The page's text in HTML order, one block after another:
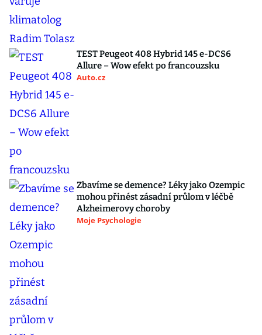
TEST Peugeot 408 Hybrid 145 e-DCS6
Allure – Wow efekt po francouzsku
Auto.cz
Zbavíme se demence? Léky jako Ozempic
mohou přinést zásadní průlom v léčbě
Alzheimerovy choroby
Moje Psychologie